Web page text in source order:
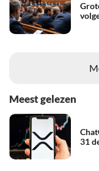
Meest gelezen
31